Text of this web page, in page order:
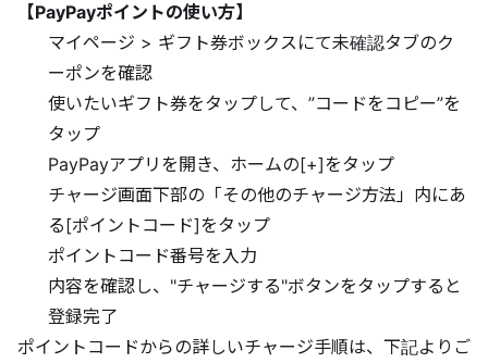
【PayPayポイントの使い方】
マイページ > ギフト券ボックスにて未確認タブのク
ーポンを確認
使いたいギフト券をタップして、”コードをコピー”を
タップ
PayPayアプリを開き、ホームの[+]をタップ
チャージ画面下部の「その他のチャージ方法」内にあ
る[ポイントコード]をタップ
ポイントコード番号を入力
内容を確認し、"チャージする"ボタンをタップすると
登録完了
ポイントコードからの詳しいチャージ手順は、下記よりご